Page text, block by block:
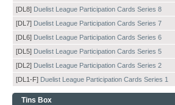
[DL8] Duelist League Participation Cards Series 8
[DL7] Duelist League Participation Cards Series 7
[DL6] Duelist League Participation Cards Series 6
[DL5] Duelist League Participation Cards Series 5
[DL2] Duelist League Participation Cards Series 2
[DL1-F] Duelist League Participation Cards Series 1
Tins Box